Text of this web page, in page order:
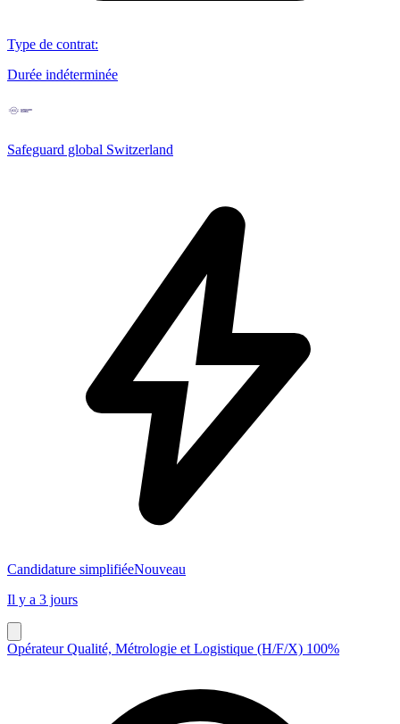
Type de contrat:
Durée indéterminée
Safeguard global Switzerland
Candidature simplifiéeNouveau
Il y a 3 jours
Opérateur Qualité, Métrologie et Logistique (H/F/X) 100%